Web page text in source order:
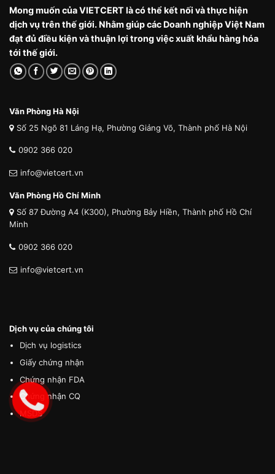
Mong muốn của VIETCERT là có thể kết nối và thực hiện
dịch vụ trên thế giới. Nhằm giúp các Doanh nghiệp Việt Nam
đạt đủ điều kiện và thuận lợi trong việc xuất khẩu hàng hóa
tới thế giới.
Văn Phòng Hà Nội
Số 25 Ngõ 81 Láng Hạ, Phường Giảng Võ, Thành phố Hà Nội
0902 366 020
info@vietcert.vn
Văn Phòng Hồ Chí Minh
Số 87 Đường A4 (K300), Phường Bảy Hiền, Thành phố Hồ Chí
Minh
0902 366 020
info@vietcert.vn
Dịch vụ của chúng tôi
Dịch vụ logistics
Giấy chứng nhận
Chứng nhận FDA
Chứng nhận CQ
MSDS